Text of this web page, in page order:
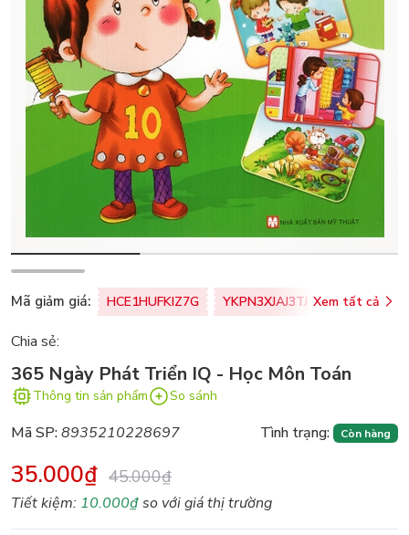
Mã giảm giá: HCE1HUFKIZ7G YKPN3XJAJ3TJ Xem tất cả
Chia sẻ:
365 Ngày Phát Triển IQ - Học Môn Toán
Thông tin sản phẩm So sánh
Mã SP:8935210228697 Tình trạng: Còn hàng
35.000₫ 45.000₫
Tiết kiệm: 10.000₫so với giá thị trường